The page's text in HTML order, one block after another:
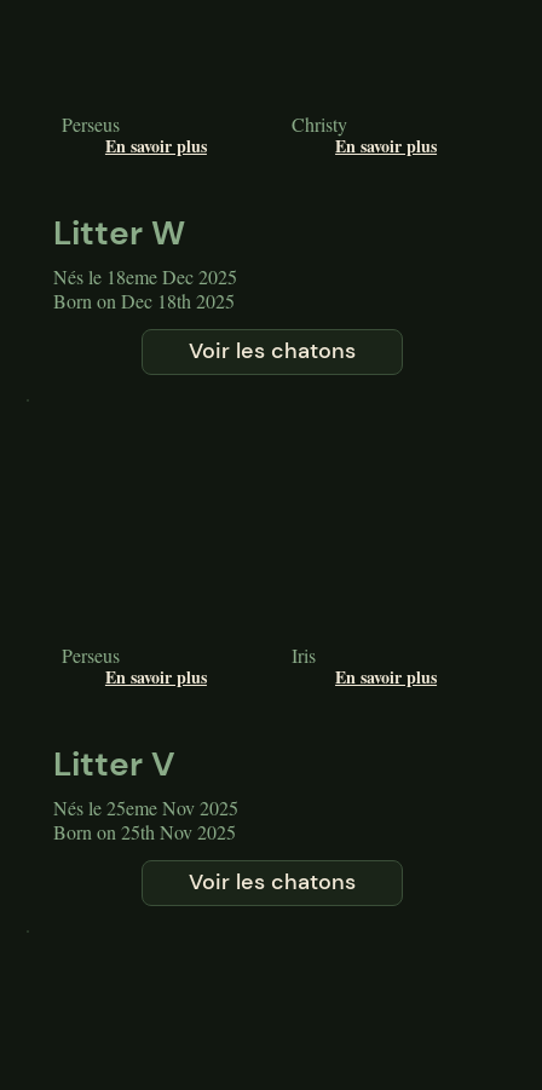
Perseus
En savoir plus
Christy
En savoir plus
Litter W
Nés le 18eme Dec 2025
Born on Dec 18th 2025
Voir les chatons
Perseus
En savoir plus
Iris
En savoir plus
Litter V
Nés le 25eme Nov 2025
Born on 25th Nov 2025
Voir les chatons